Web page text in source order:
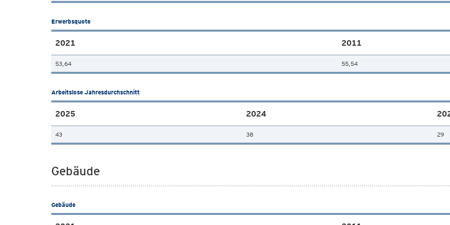
Erwerbsquote
2021 2011
53,64 55,54
Arbeitslose Jahresdurchschnitt
2025 2024
43 38 29
Gebäude
Gebäude